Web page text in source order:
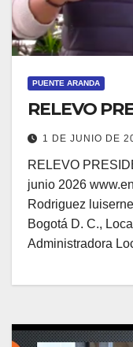
PUENTE ARANDA
RELEVO
1 DE JUNIO DE
RELEVO
junio 2026
Rodriguez
Bogotá D. C.,
Administradora